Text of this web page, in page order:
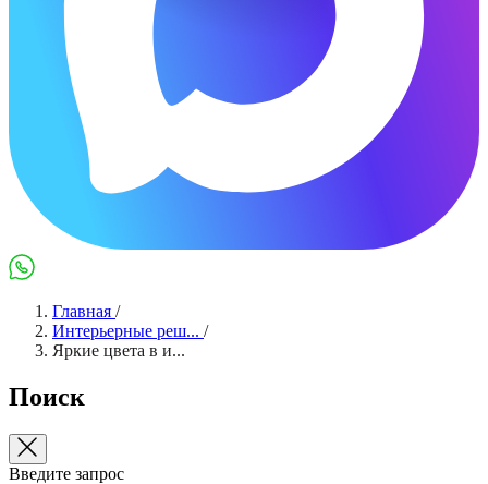
MaxWhatsApp
Главная /
Интерьерные реш... /
Яркие цвета в и...
Поиск
Введите запрос